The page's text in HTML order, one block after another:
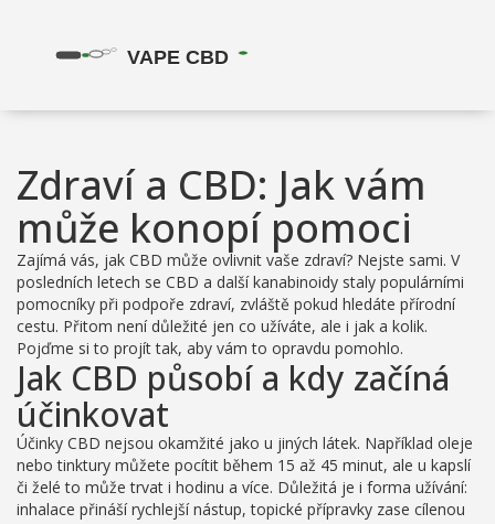
Zdraví a CBD: Jak vám
může konopí pomoci
Zajímá vás, jak CBD může ovlivnit vaše zdraví? Nejste sami. V
posledních letech se CBD a další kanabinoidy staly populárními
pomocníky při podpoře zdraví, zvláště pokud hledáte přírodní
cestu. Přitom není důležité jen co užíváte, ale i jak a kolik.
Pojďme si to projít tak, aby vám to opravdu pomohlo.
Jak CBD působí a kdy začíná
účinkovat
Účinky CBD nejsou okamžité jako u jiných látek. Například oleje
nebo tinktury můžete pocítit během 15 až 45 minut, ale u kapslí
či želé to může trvat i hodinu a více. Důležitá je i forma užívání:
inhalace přináší rychlejší nástup, topické přípravky zase cílenou